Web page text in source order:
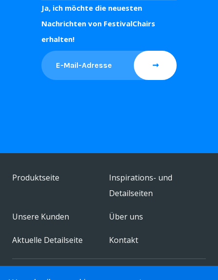
Ja, ich möchte die neuesten
Nachrichten von FestivalChairs
erhalten!
Produktseite
Inspirations- und
Detailseiten
Unsere Kunden Über uns
Aktuelle Detailseite Kontakt